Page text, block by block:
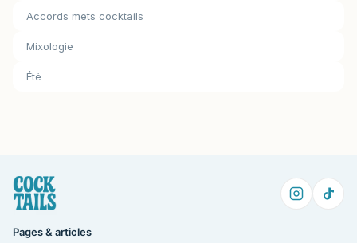
Accords mets cocktails
Mixologie
Été
Pages & articles